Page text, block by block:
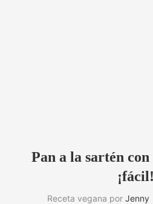
Pan a la sartén
¡fácil!
Receta vegana por Jenny